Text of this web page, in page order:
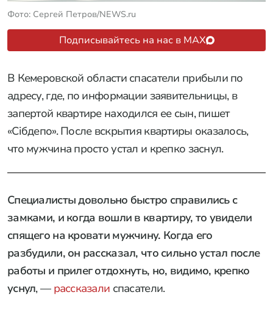
Фото: Сергей Петров/NEWS.ru
Подписывайтесь на нас в MAX
В Кемеровской области спасатели прибыли по
адресу, где, по информации заявительницы, в
запертой квартире находился ее сын, пишет
«Сiбдепо». После вскрытия квартиры оказалось,
что мужчина просто устал и крепко заснул.
Специалисты довольно быстро справились с
замками, и когда вошли в квартиру, то увидели
спящего на кровати мужчину. Когда его
разбудили, он рассказал, что сильно устал после
работы и прилег отдохнуть, но, видимо, крепко
уснул, — рассказали спасатели.